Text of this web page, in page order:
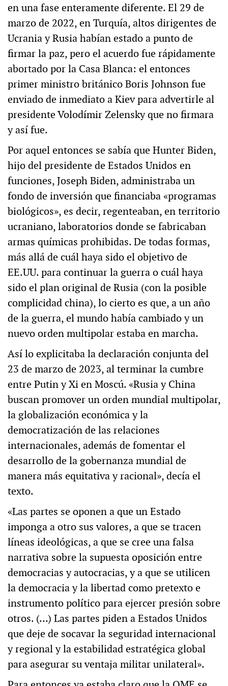
en una fase enteramente diferente. El 29 de
marzo de 2022, en Turquía, altos dirigentes de
Ucrania y Rusia habían estado a punto de
firmar la paz, pero el acuerdo fue rápidamente
abortado por la Casa Blanca: el entonces
primer ministro británico Boris Johnson fue
enviado de inmediato a Kiev para advertirle al
presidente Volodímir Zelensky que no firmara
y así fue.
Por aquel entonces se sabía que Hunter Biden,
hijo del presidente de Estados Unidos en
funciones, Joseph Biden, administraba un
fondo de inversión que financiaba «programas
biológicos», es decir, regenteaban, en territorio
ucraniano, laboratorios donde se fabricaban
armas químicas prohibidas. De todas formas,
más allá de cuál haya sido el objetivo de
EE.UU. para continuar la guerra o cuál haya
sido el plan original de Rusia (con la posible
complicidad china), lo cierto es que, a un año
de la guerra, el mundo había cambiado y un
nuevo orden multipolar estaba en marcha.
Así lo explicitaba la declaración conjunta del
23 de marzo de 2023, al terminar la cumbre
entre Putin y Xi en Moscú. «Rusia y China
buscan promover un orden mundial multipolar,
la globalización económica y la
democratización de las relaciones
internacionales, además de fomentar el
desarrollo de la gobernanza mundial de
manera más equitativa y racional», decía el
texto.
«Las partes se oponen a que un Estado
imponga a otro sus valores, a que se tracen
líneas ideológicas, a que se cree una falsa
narrativa sobre la supuesta oposición entre
democracias y autocracias, y a que se utilicen
la democracia y la libertad como pretexto e
instrumento político para ejercer presión sobre
otros. (…) Las partes piden a Estados Unidos
que deje de socavar la seguridad internacional
y regional y la estabilidad estratégica global
para asegurar su ventaja militar unilateral».